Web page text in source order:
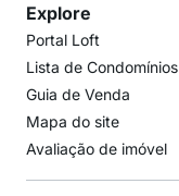
Explore
Portal Loft
Lista de Condomínios
Guia de Venda
Mapa do site
Avaliação de imóvel